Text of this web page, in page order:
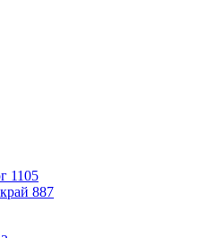
1105
887